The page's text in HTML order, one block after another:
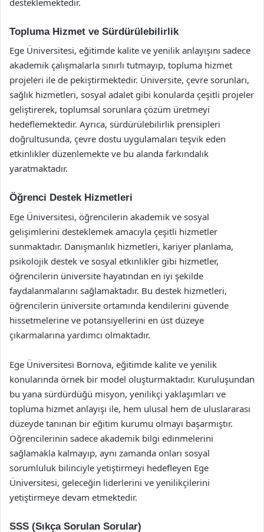
Topluma Hizmet ve Sürdürülebilirlik
Ege Üniversitesi, eğitimde kalite ve yenilik anlayışını sadece
akademik çalışmalarla sınırlı tutmayıp, topluma hizmet
projeleri ile de pekiştirmektedir. Üniversite, çevre sorunları,
sağlık hizmetleri, sosyal adalet gibi konularda çeşitli projeler
geliştirerek, toplumsal sorunlara çözüm üretmeyi
hedeflemektedir. Ayrıca, sürdürülebilirlik prensipleri
doğrultusunda, çevre dostu uygulamaları teşvik eden
etkinlikler düzenlemekte ve bu alanda farkındalık
yaratmaktadır.
Öğrenci Destek Hizmetleri
Ege Üniversitesi, öğrencilerin akademik ve sosyal
gelişimlerini desteklemek amacıyla çeşitli hizmetler
sunmaktadır. Danışmanlık hizmetleri, kariyer planlama,
psikolojik destek ve sosyal etkinlikler gibi hizmetler,
öğrencilerin üniversite hayatından en iyi şekilde
faydalanmalarını sağlamaktadır. Bu destek hizmetleri,
öğrencilerin üniversite ortamında kendilerini güvende
hissetmelerine ve potansiyellerini en üst düzeye
çıkarmalarına yardımcı olmaktadır.
Ege Üniversitesi Bornova, eğitimde kalite ve yenilik
konularında örnek bir model oluşturmaktadır. Kuruluşundan
bu yana sürdürdüğü misyon, yenilikçi yaklaşımları ve
topluma hizmet anlayışı ile, hem ulusal hem de uluslararası
düzeyde tanınan bir eğitim kurumu olmayı başarmıştır.
Öğrencilerinin sadece akademik bilgi edinmelerini
sağlamakla kalmayıp, aynı zamanda onları sosyal
sorumluluk bilinciyle yetiştirmeyi hedefleyen Ege
Üniversitesi, geleceğin liderlerini ve yenilikçilerini
yetiştirmeye devam etmektedir.
SSS (Sıkça Sorulan Sorular)